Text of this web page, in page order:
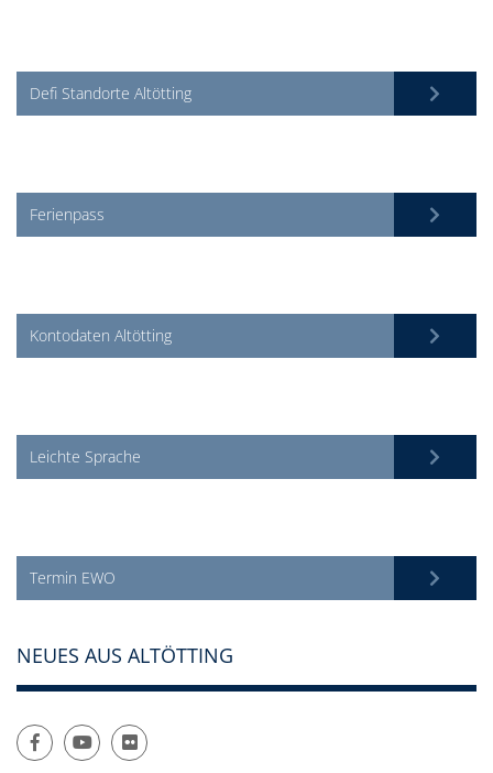
Defi Standorte Altötting
Ferienpass
Kontodaten Altötting
Leichte Sprache
Termin EWO
NEUES AUS ALTÖTTING